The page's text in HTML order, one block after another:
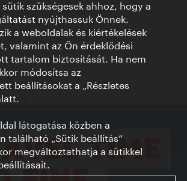
szükségesek ahhoz, hogy a
nyújthassuk Önnek.
a weboldalak és kiértékelések
valamint az Ön érdeklődési
tartalom biztosítását. Ha nem
módosítsa az
beállításokat a „Részletes
látogatása közben a
található „Sütik beállítás”
megváltoztathatja a sütikkel